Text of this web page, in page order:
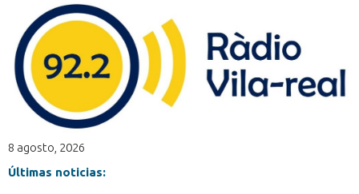
8 agosto, 2026
Últimas noticias: